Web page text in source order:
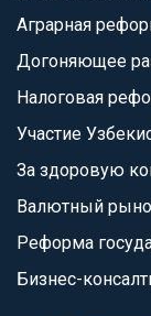
Аграрная
Догоняющее
Налоговая
Участие
За здоровую
Валютный
Реформа
Бизнес-